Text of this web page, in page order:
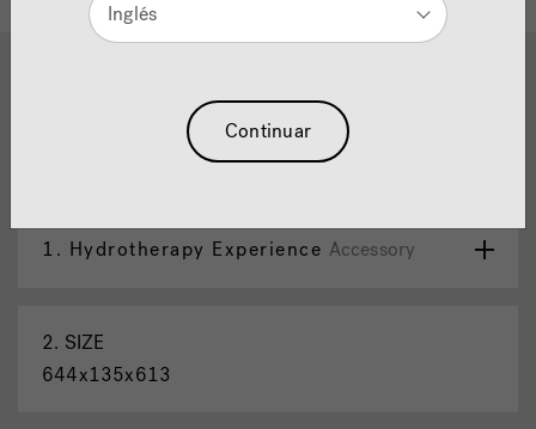
Piccolo™ Grifo Extendido
1. Hydrotherapy Experience Accessory
2. SIZE
644x135x613
Inglés
Continuar